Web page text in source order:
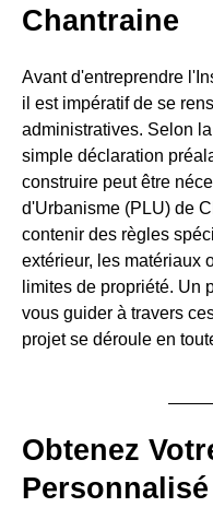
Chantraine
Avant d'entreprendre
il est impératif de se
administratives. Selon
simple déclaration
construire peut être
d'Urbanisme (PLU) de
contenir des règles
extérieur, les matériaux
limites de propriété. Un
vous guider à travers
projet se déroule en
Obtenez